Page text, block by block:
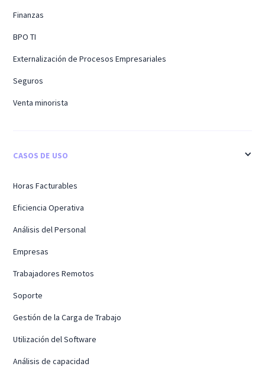
Finanzas
BPO TI
Externalización de Procesos Empresariales
Seguros
Venta minorista
CASOS DE USO
Horas Facturables
Eficiencia Operativa
Análisis del Personal
Empresas
Trabajadores Remotos
Soporte
Gestión de la Carga de Trabajo
Utilización del Software
Análisis de capacidad